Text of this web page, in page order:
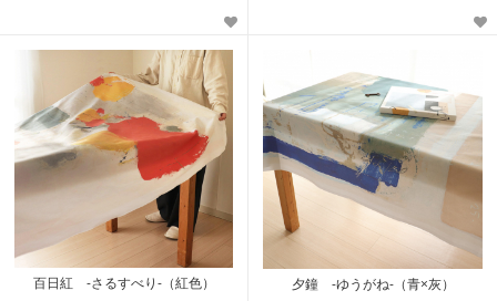
百日紅 -さるすべり-（紅色） 夕鐘 -ゆうがね-（青×灰）